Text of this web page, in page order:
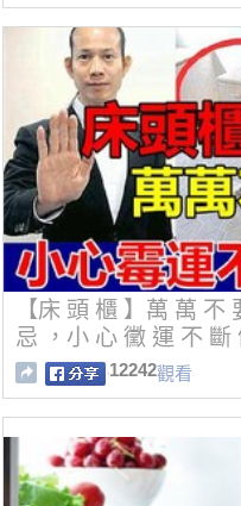
【床 頭 櫃 】萬 萬 不
忌 ，小 心 黴 運 不 斷
12242觀看